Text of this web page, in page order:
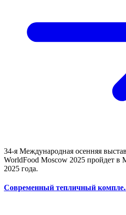
34-я Международная осенняя
WorldFood Moscow 2025 пройдет в
2025 года.
Современный тепличный